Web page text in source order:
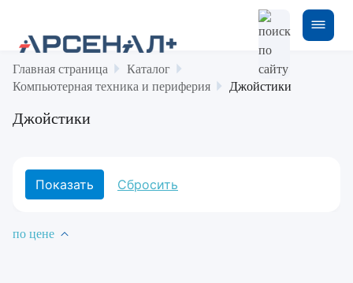
Главная страница
Каталог
Компьютерная техника и периферия
Джойстики
Джойстики
по цене